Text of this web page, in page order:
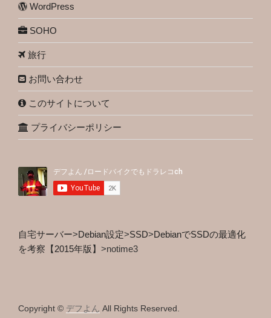
WordPress
SOHO
旅行
お問い合わせ
このサイトについて
プライバシーポリシー
自宅サーバー>Debian設定>SSD>DebianでSSDの最適化
を考察【2015年版】 >notime3
Copyright © デフよん All Rights Reserved.